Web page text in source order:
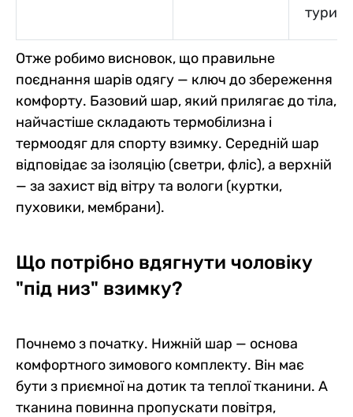
Отже робимо висновок, що правильне
поєднання шарів одягу — ключ до збереження
комфорту. Базовий шар, який прилягає до тіла,
найчастіше складають термобілизна і
термоодяг для спорту взимку. Середній шар
відповідає за ізоляцію (светри, фліс), а верхній
— за захист від вітру та вологи (куртки,
пуховики, мембрани).
Що потрібно вдягнути чоловіку
"під низ" взимку?
Почнемо з початку. Нижній шар — основа
комфортного зимового комплекту. Він має
бути з приємної на дотик та теплої тканини. А
тканина повинна пропускати повітря,